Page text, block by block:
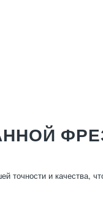
точности и качества,